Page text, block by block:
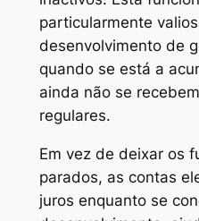
particularmente
desenvolvimento de
quando se está a
ainda não se
regulares.
Em vez de deixar os
parados, as contas
juros enquanto se